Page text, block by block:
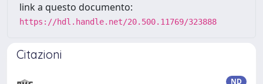
link a questo documento:
https://hdl.handle.net/20.500.11769/323888
Citazioni
ND